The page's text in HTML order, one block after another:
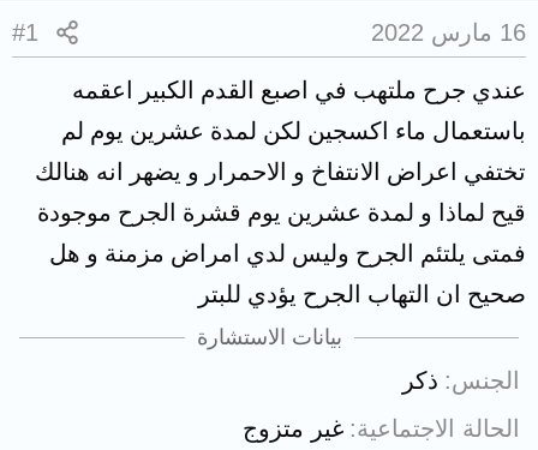
16 مارس 2022 #1
عندي جرح ملتهب في اصبع القدم الكبير اعقمه
باستعمال ماء اكسجين لكن لمدة عشرين يوم لم
تختفي اعراض الانتفاخ و الاحمرار و يضهر انه هنالك
قيح لماذا و لمدة عشرين يوم قشرة الجرح موجودة
فمتى يلتئم الجرح وليس لدي امراض مزمنة و هل
صحيح ان التهاب الجرح يؤدي للبتر
بيانات الاستشارة
الجنس ذكر
الحالة الاجتماعية غير متزوج